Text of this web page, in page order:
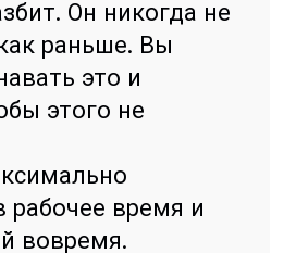
Он никогда не
раньше. Вы
это и
этого не
время и
вовремя.